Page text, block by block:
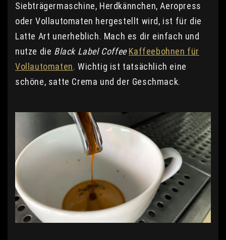
Siebträgermaschine, Herdkännchen, Aeropress
oder Vollautomaten hergestellt wird, ist für die
Latte Art unerheblich. Mach es dir einfach und
nutze die Black Label Coffee Kaffeebohnen für
Vollautomaten. Wichtig ist tatsächlich eine
schöne, satte Crema und der Geschmack.